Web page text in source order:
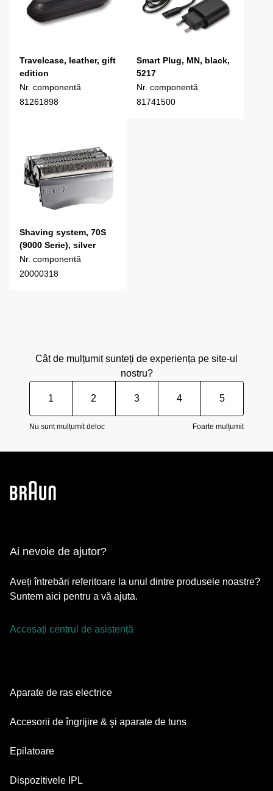
Travelcase, leather, gift
edition
Nr. componentă
81261898
Smart Plug, MN, black,
5217
Nr. componentă
81741500
Shaving system, 70S
(9000 Serie), silver
Nr. componentă
20000318
Cât de mulțumit sunteți de experiența pe site-ul
nostru?
1 2 3 4 5
Nu sunt mulțumit deloc Foarte mulțumit
Ai nevoie de ajutor?
Aveți întrebări referitoare la unul dintre produsele noastre?
Suntem aici pentru a vă ajuta.
Accesați centrul de asistență
Aparate de ras electrice
Series 9 Pro
Series 3
Accesorii de îngrijire & şi aparate de tuns
Aparate de tuns barba
Epilatoare
Silk·épil SkinSpa
Dispozitivele IPL